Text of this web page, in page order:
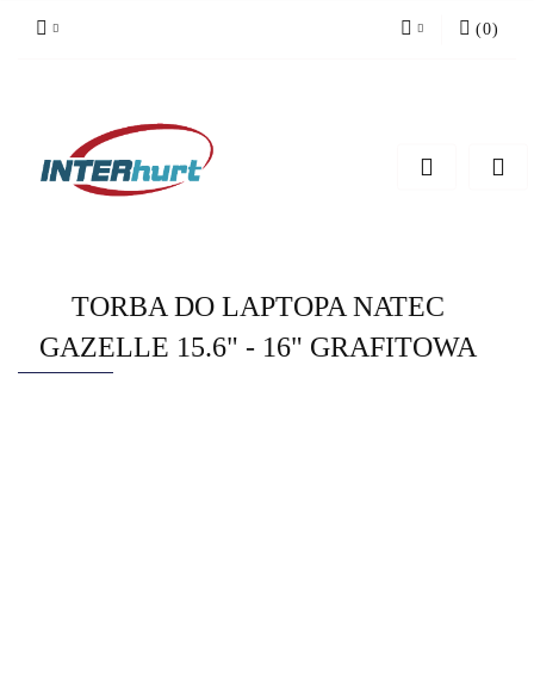
Dodaj zgłoszenie
(0)
TORBA DO LAPTOPA NATEC
GAZELLE 15.6" - 16" GRAFITOWA